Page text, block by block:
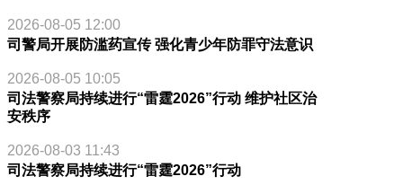
2026-08-05 12:00
司警局开展防滥药宣传 强化青少年防罪守法意识
2026-08-05 10:05
司法警察局持续进行“雷霆2026”行动 维护社区治
安秩序
2026-08-03 11:43
司法警察局持续进行“雷霆2026”行动